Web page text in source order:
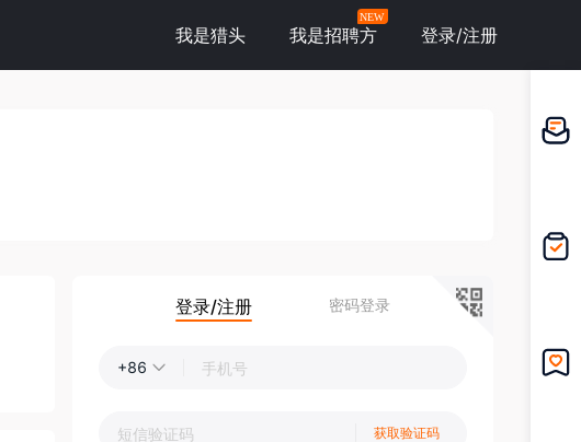
我是猎头 我是招聘方
NEW
登录/注册
登录/注册 密码登录
+86
获取验证码